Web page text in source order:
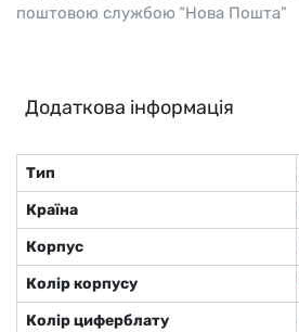
поштовою службою “Нова Пошта”
Додаткова інформація
Тип
Країна
Корпус
Колір корпусу
Колір циферблату